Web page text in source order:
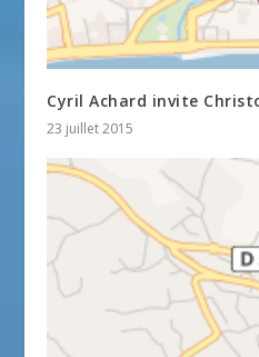
Cyril Achard invite
23 juillet 2015